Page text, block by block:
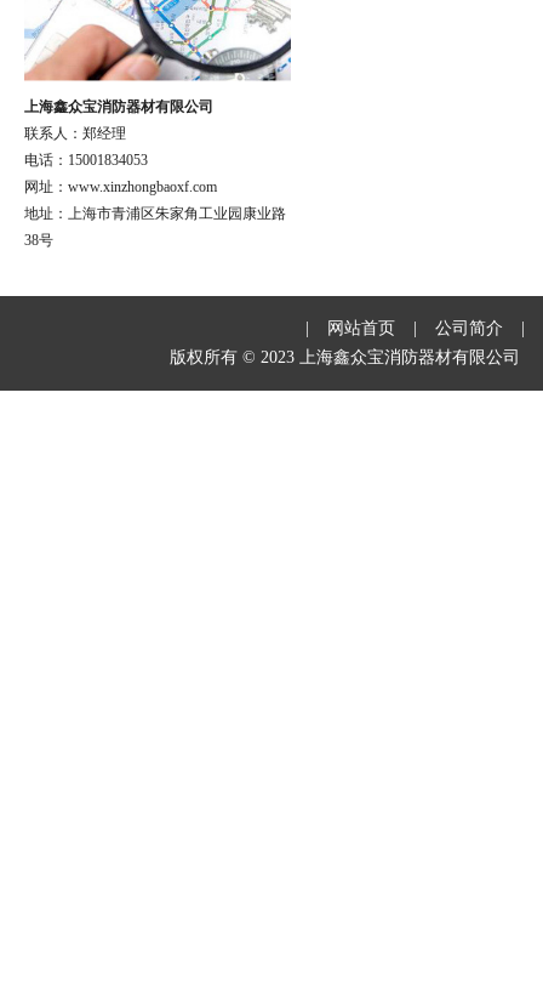
上海鑫众宝消防器材有限公司
联系人：郑经理
电话：15001834053
网址：www.xinzhongbaoxf.com
地址：上海市青浦区朱家角工业园康业路
38号
网站首页 公司简介
版权所有 © 2023 上海鑫众宝消防器材有限公